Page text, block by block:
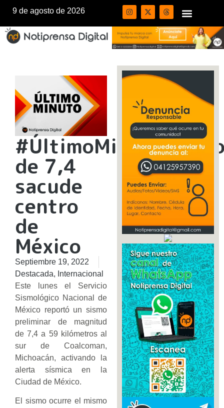
9 de agosto de 2026
#ÚltimoMinuto
de 7,4
sacude
centro
de
México
Septiembre 19, 2022
Destacada, Internacional
Este lunes el Servicio
Sismológico Nacional de
México reportó un sismo
preliminar de magnitud
de 7,4 a 59 kilómetros al
sur de Coalcoman,
Michoacán, activando la
alerta sísmica en la
Ciudad de México.
El sismo ocurre el mismo